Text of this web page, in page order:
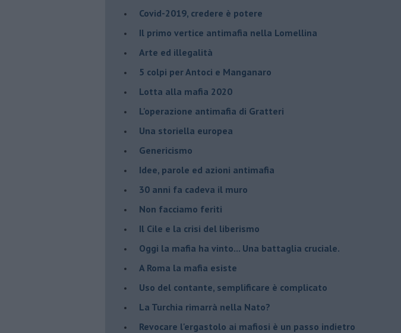
Covid-2019, credere è potere
Il primo vertice antimafia nella Lomellina
Arte ed illegalità
​5 colpi per Antoci e Manganaro
Lotta alla mafia 2020
L'operazione antimafia di Gratteri
Una storiella europea
Genericismo
Idee, parole ed azioni antimafia
30 anni fa cadeva il muro
Non facciamo feriti
Il Cile e la crisi del liberismo
Oggi la mafia ha vinto... Una battaglia cruciale.
A Roma la mafia esiste
Uso del contante, semplificare è complicato
La Turchia rimarrà nella Nato?
Revocare l'ergastolo ai mafiosi è un passo indietro